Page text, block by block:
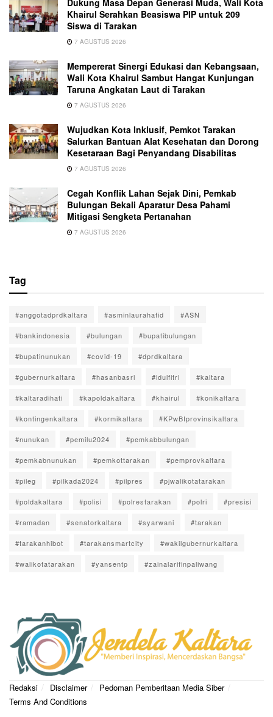
Khairul Serahkan Beasiswa PIP untuk 209
Siswa di Tarakan
7 AGUSTUS 2026
Mempererat Sinergi Edukasi dan Kebangsaan,
Wali Kota Khairul Sambut Hangat Kunjungan
Taruna Angkatan Laut di Tarakan
7 AGUSTUS 2026
Wujudkan Kota Inklusif, Pemkot Tarakan
Salurkan Bantuan Alat Kesehatan dan Dorong
Kesetaraan Bagi Penyandang Disabilitas
7 AGUSTUS 2026
Cegah Konflik Lahan Sejak Dini, Pemkab
Bulungan Bekali Aparatur Desa Pahami
Mitigasi Sengketa Pertanahan
7 AGUSTUS 2026
Tag
#anggotadprdkaltara #asminlaurahafid #ASN
#bankindonesia #bulungan #bupatibulungan
#bupatinunukan #covid-19 #dprdkaltara
#gubernurkaltara #hasanbasri #idulfitri #kaltara
#kaltaradihati #kapoldakaltara #khairul #konikaltara
#kontingenkaltara #kormikaltara #KPwBIprovinsikaltara
#nunukan #pemilu2024 #pemkabbulungan
#pemkabnunukan #pemkottarakan #pemprovkaltara
#pileg #pilkada2024 #pilpres #pjwalikotatarakan
#poldakaltara #polisi #polrestarakan #polri #presisi
#ramadan #senatorkaltara #syarwani #tarakan
#tarakanhibot #tarakansmartcity #wakilgubernurkaltara
#walikotatarakan #yansentp #zainalarifinpaliwang
Redaksi Disclaimer
Pedoman Pemberitaan Media Siber
Terms And Conditions